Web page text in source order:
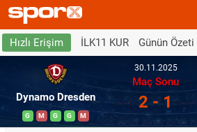
Hızlı Erişim İLK11 KUR Günün Özeti
Dynamo Dresden
G M G G M
30.11.2025
Maç Sonu
2 - 1